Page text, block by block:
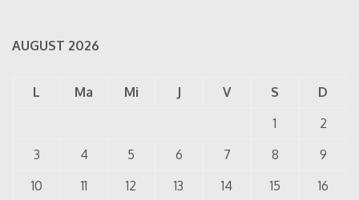
AUGUST 2026
L Ma Mi J V S
D
1
2
3
4 5 6 7 8
9
10
11 12 13 14 15 16